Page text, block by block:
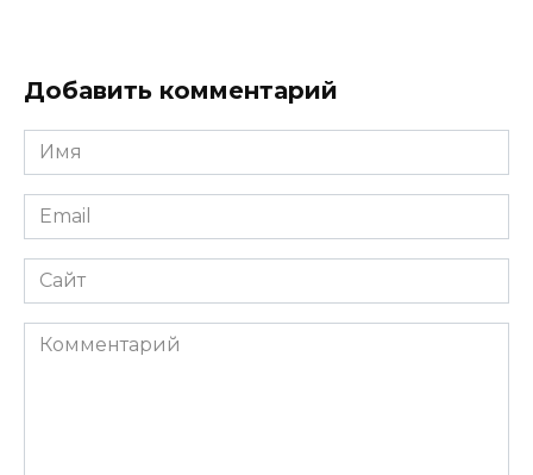
Добавить комментарий
Имя
*
Email
*
Сайт
Комментарий